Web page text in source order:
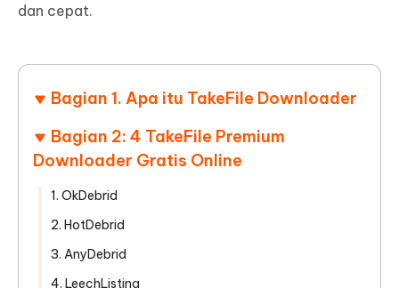
dan cepat.
Bagian 1. Apa itu TakeFile Downloader
Bagian 2: 4 TakeFile Premium
Downloader Gratis Online
1. OkDebrid
2. HotDebrid
3. AnyDebrid
4. LeechListing